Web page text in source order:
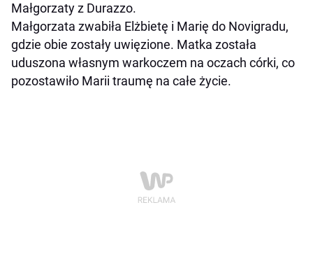
Małgorzaty z Durazzo.
Małgorzata zwabiła Elżbietę i Marię do Novigradu,
gdzie obie zostały uwięzione. Matka została
uduszona własnym warkoczem na oczach córki, co
pozostawiło Marii traumę na całe życie.